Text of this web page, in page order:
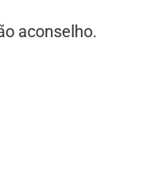
aconselho.